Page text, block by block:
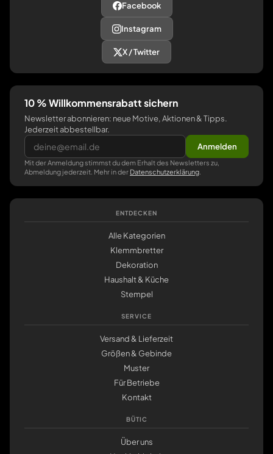
Facebook
Instagram
X / Twitter
10 % Willkommensrabatt sichern
Newsletter abonnieren: neue Motive, Aktionen & Tipps.
Jederzeit abbestellbar.
Anmelden
Mit der Anmeldung stimmst du dem Erhalt des Newsletters zu,
Abmeldung jederzeit. Mehr in der Datenschutzerklärung
ENTDECKEN
Alle Kategorien
Klemmbretter
Dekoration
Haushalt & Küche
Stempel
SERVICE
Versand & Lieferzeit
Größen & Gebinde
Muster
Für Betriebe
Kontakt
BÜTIC
Über uns